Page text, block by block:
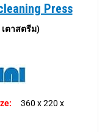
Press
ตาสตรีม)
360 x 220 x